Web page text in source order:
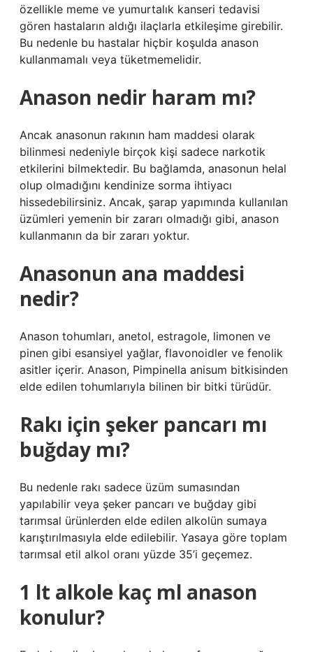
özellikle meme ve yumurtalık kanseri tedavisi
gören hastaların aldığı ilaçlarla etkileşime girebilir.
Bu nedenle bu hastalar hiçbir koşulda anason
kullanmamalı veya tüketmemelidir.
Anason nedir haram mı?
Ancak anasonun rakının ham maddesi olarak
bilinmesi nedeniyle birçok kişi sadece narkotik
etkilerini bilmektedir. Bu bağlamda, anasonun helal
olup olmadığını kendinize sorma ihtiyacı
hissedebilirsiniz. Ancak, şarap yapımında kullanılan
üzümleri yemenin bir zararı olmadığı gibi, anason
kullanmanın da bir zararı yoktur.
Anasonun ana maddesi
nedir?
Anason tohumları, anetol, estragole, limonen ve
pinen gibi esansiyel yağlar, flavonoidler ve fenolik
asitler içerir. Anason, Pimpinella anisum bitkisinden
elde edilen tohumlarıyla bilinen bir bitki türüdür.
Rakı için şeker pancarı mı
buğday mı?
Bu nedenle rakı sadece üzüm sumasından
yapılabilir veya şeker pancarı ve buğday gibi
tarımsal ürünlerden elde edilen alkolün sumaya
karıştırılmasıyla elde edilebilir. Yasaya göre toplam
tarımsal etil alkol oranı yüzde 35’i geçemez.
1 lt alkole kaç ml anason
konulur?